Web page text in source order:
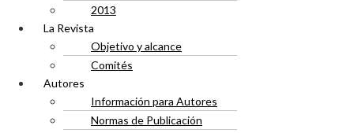
2013
La Revista
Objetivo y alcance
Comités
Autores
Información para Autores
Normas de Publicación